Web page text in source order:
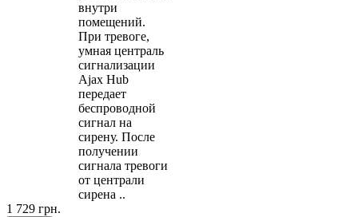
внутри
помещений.
При тревоге,
умная централь
сигнализации
Ajax Hub
передает
беспроводной
сигнал на
сирену. После
получении
сигнала тревоги
от централи
сирена ..
1 729 грн.